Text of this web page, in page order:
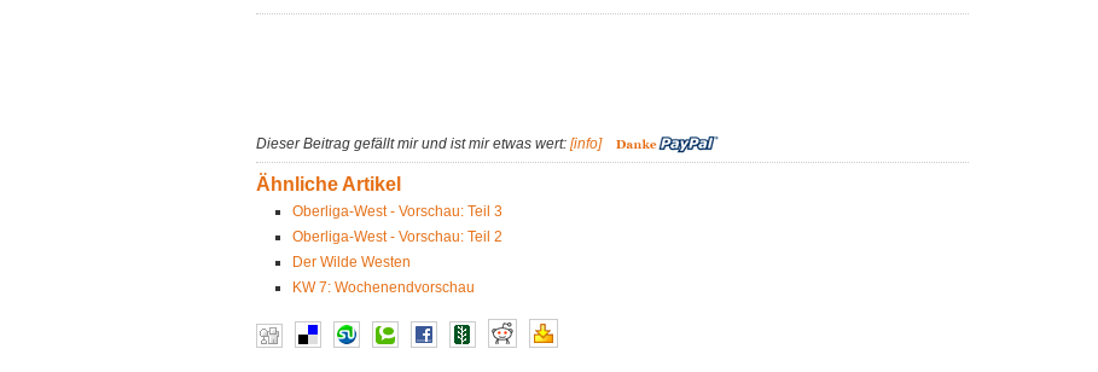
Dieser Beitrag gefällt mir und ist mir etwas wert: [info]
Ähnliche Artikel
Oberliga-West - Vorschau: Teil 3
Oberliga-West - Vorschau: Teil 2
Der Wilde Westen
KW 7: Wochenendvorschau